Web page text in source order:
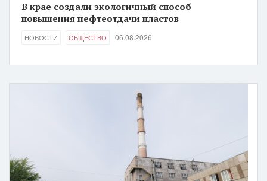
В крае создали экологичный способ
повышения нефтеотдачи пластов
НОВОСТИ ОБЩЕСТВО 06.08.2026